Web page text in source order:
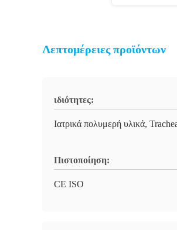
Λεπτομέρειες προϊόντων
ιδιότητες:
Ιατρικά πολυμερή υλικά,
Πιστοποίηση:
CE ISO